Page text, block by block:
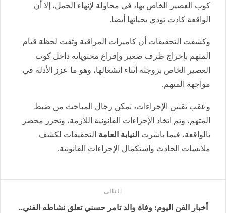
كوب العصير الخاص بها، في محاولة لإنهاء الحمل، إلا أن
الواقعة كادت تودي بحياتها أيضا.
وكشفت التحقيقات أن كاميرات المراقبة وثقت لحظة قيام
المتهم بإخراج ظرف صغير وإفراغ محتوياته داخل كوب
العصير الخاص بزوجته أثناء انشغالها، وهو ما عزز الأدلة في
مواجهة المتهم.
وعقب تقنين الإجراءات، تمكن رجال المباحث من ضبط
المتهم، وتم اتخاذ الإجراءات القانونية اللازمة، وتحرر محضر
بالواقعة، فيما باشرت النيابة العامة التحقيقات لكشف
ملابسات الحادث واستكمال الإجراءات القانونية.
التالى
أخبار الفن اليوم: وفاة والد تامر حسني تعلق نشاطه الفني..